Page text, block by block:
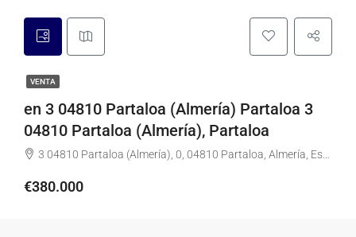
VENTA
en 3 04810 Partaloa (Almería) Partaloa 3
04810 Partaloa (Almería), Partaloa
3 04810 Partaloa (Almería), 0, 04810 Partaloa, Almería, España
€380.000